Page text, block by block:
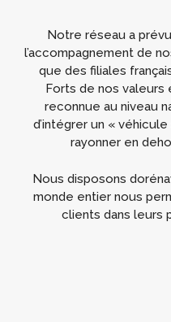
Notre réseau a
l’accompagnement de
que des filiales
Forts de nos
reconnue au niveau
d’intégrer un «
rayonner en
Nous disposons
monde entier nous
clients dans leurs